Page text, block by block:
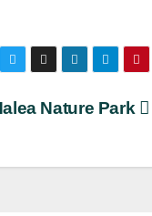
Nature Park